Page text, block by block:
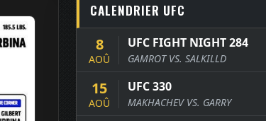
CALENDRIER UFC
8
AOÛ
UFC FIGHT NIGHT 284
GAMROT VS. SALKILLD
15
AOÛ
UFC 330
MAKHACHEV VS. GARRY